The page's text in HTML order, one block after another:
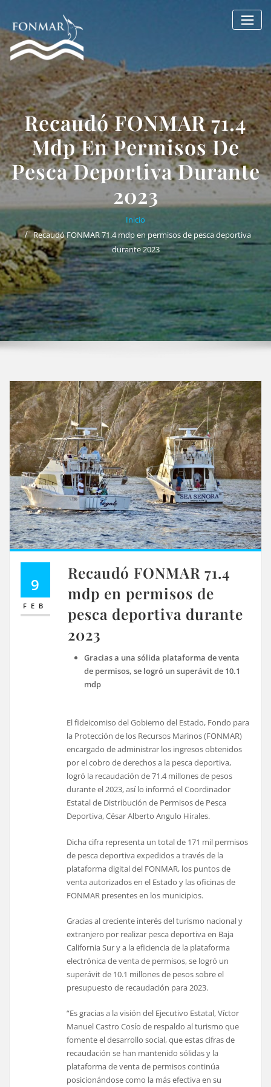
contenido
Recaudó FONMAR 71.4
Mdp En Permisos De
Pesca Deportiva Durante
2023
Inicio
Recaudó FONMAR 71.4 mdp en permisos de pesca deportiva
durante 2023
9
FEB
Recaudó FONMAR 71.4
mdp en permisos de
pesca deportiva durante
2023
Gracias a una sólida plataforma de venta
de permisos, se logró un superávit de 10.1
mdp
El fideicomiso del Gobierno del Estado, Fondo para
la Protección de los Recursos Marinos (FONMAR)
encargado de administrar los ingresos obtenidos
por el cobro de derechos a la pesca deportiva,
logró la recaudación de 71.4 millones de pesos
durante el 2023, así lo informó el Coordinador
Estatal de Distribución de Permisos de Pesca
Deportiva, César Alberto Angulo Hirales.
Dicha cifra representa un total de 171 mil permisos
de pesca deportiva expedidos a través de la
plataforma digital del FONMAR, los puntos de
venta autorizados en el Estado y las oficinas de
FONMAR presentes en los municipios.
Gracias al creciente interés del turismo nacional y
extranjero por realizar pesca deportiva en Baja
California Sur y a la eficiencia de la plataforma
electrónica de venta de permisos, se logró un
superávit de 10.1 millones de pesos sobre el
presupuesto de recaudación para 2023.
“Es gracias a la visión del Ejecutivo Estatal, Víctor
Manuel Castro Cosío de respaldo al turismo que
fomente el desarrollo social, que estas cifras de
recaudación se han mantenido sólidas y la
plataforma de venta de permisos continúa
posicionándose como la más efectiva en su